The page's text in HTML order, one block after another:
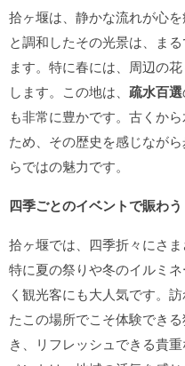
拾ヶ堰は、静かな流れが心
と調和したその光景は、ま
ます。特に春には、周辺の
します。この地は、 疏水百選
も非常に豊かです。古くか
ため、その歴史を感じなが
らではの魅力です。
四季ごとのイベントで賑わう
拾ヶ堰では、四季折々にさ
特に夏の祭りや冬のイルミ
く観光客にも大人気です。訪
たこの場所でこそ体験でき
き、リフレッシュできる貴